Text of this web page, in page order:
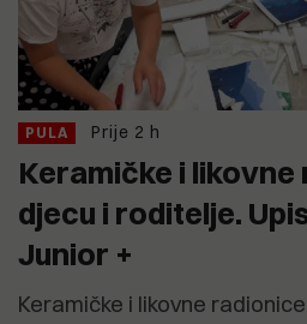
PULA Prije 2 h
Keramičke i likovne
djecu i roditelje.
Junior +
Keramičke i likovne